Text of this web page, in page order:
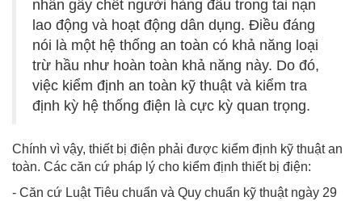
nhân gây chết người hàng đầu trong tai nạn
lao động và hoạt động dân dụng. Điều đáng
nói là một hệ thống an toàn có khả năng loại
trừ hầu như hoàn toàn khả năng này. Do đó,
việc kiểm định an toàn kỹ thuật và kiểm tra
định kỳ hệ thống điện là cực kỳ quan trọng.
Chính vì vậy, thiết bị điện phải được kiểm định kỹ thuật an
toàn. Các căn cứ pháp lý cho kiểm định thiết bị điện:
- Căn cứ Luật Tiêu chuẩn và Quy chuẩn kỹ thuật ngày 29